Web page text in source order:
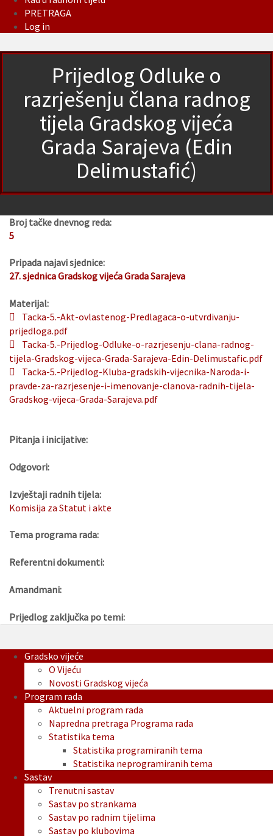
PRETRAGA
Log in
Prijedlog Odluke o
razrješenju člana radnog
tijela Gradskog vijeća
Grada Sarajeva (Edin
Delimustafić)
Broj tačke dnevnog reda:
5
Pripada najavi sjednice:
27. sjednica Gradskog vijeća Grada Sarajeva
Materijal:
Tacka-5.-Akt-ovlastenog-Predlagaca-o-utvrdivanju-
prijedloga.pdf
Tacka-5.-Prijedlog-Odluke-o-razrjesenju-clana-radnog-
tijela-Gradskog-vijeca-Grada-Sarajeva-Edin-Delimustafic.pdf
Tacka-5.-Prijedlog-Kluba-gradskih-vijecnika-Naroda-i-
pravde-za-razrjesenje-i-imenovanje-clanova-radnih-tijela-
Gradskog-vijeca-Grada-Sarajeva.pdf
Pitanja i inicijative:
Odgovori:
Izvještaji radnih tijela:
Komisija za Statut i akte
Tema programa rada:
Referentni dokumenti:
Amandmani:
Prijedlog zaključka po temi:
Gradsko vijeće
O Vijeću
Novosti Gradskog vijeća
Program rada
Aktuelni program rada
Napredna pretraga Programa rada
Statistika tema
Statistika programiranih tema
Statistika neprogramiranih tema
Sastav
Trenutni sastav
Sastav po strankama
Sastav po radnim tijelima
Sastav po klubovima